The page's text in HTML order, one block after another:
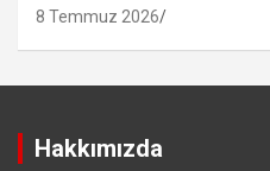
8 Temmuz 2026
Hakkımızda